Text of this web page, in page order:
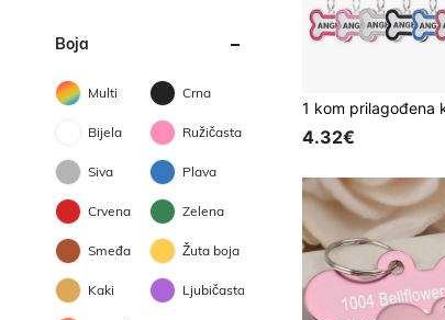
Boja
Multi Crna
Bijela Ružičasta
Siva Plava
Crvena Zelena
Smeđa Žuta boja
Kaki Ljubičasta
4.32€